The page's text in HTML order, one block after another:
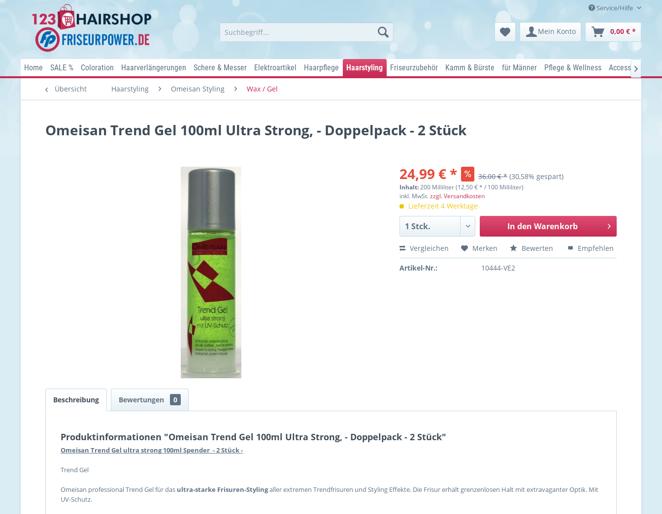
Service/Hilfe
Mein Konto 0,00 € *
Home SALE % Coloration Haarverlängerungen Schere & Messer Elektroartikel Haarpflege Haarstyling Friseurzubehör Kamm & Bürste für Männer Pflege & Wellness Accessoires

Übersicht Haarstyling Omeisan Styling Wax / Gel
Omeisan Trend Gel 100ml Ultra Strong, - Doppelpack - 2 Stück
24,99 € * 36,00 € * (30,58% gespart)
Inhalt:200 Milliliter (12,50 € * / 100 Milliliter)
inkl. MwSt.zzgl. Versandkosten
Lieferzeit 4 Werktage
In den Warenkorb
Vergleichen Merken Bewerten Empfehlen
Artikel-Nr.: 10444-VE2
Beschreibung Bewertungen 0
Produktinformationen "Omeisan Trend Gel 100ml Ultra Strong, - Doppelpack - 2 Stück"
Omeisan Trend Gel ultra strong 100ml Spender - 2 Stück -
Trend Gel
Omeisan professional Trend Gel für das ultra-starke Frisuren-Stylingaller extremen Trendfrisuren und Styling Effekte. Die Frisur erhält grenzenlosen Halt mit extravaganter Optik. Mit
UV-Schutz.